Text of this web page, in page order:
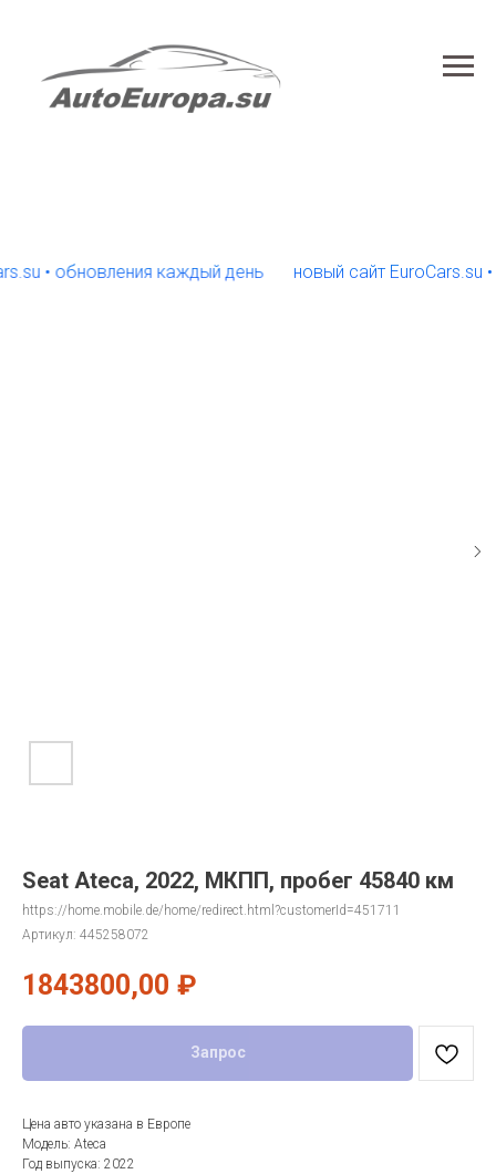
обновления каждый день новый сайт EuroCars.su •
Seat Ateca, 2022, МКПП, пробег 45840 км
https://home.mobile.de/home/redirect.html?customerId=451711
Артикул: 445258072
1843800,00 ₽
Запрос
Цена авто указана в Европе
Модель: Ateca
Год выпуска: 2022